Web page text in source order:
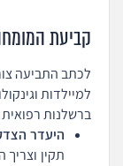
קביעת
לכתב התביעה
למיילדות
ברשלנות
היעדר
תקין